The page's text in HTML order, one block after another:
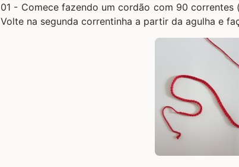
01 - Comece fazendo um cordão com 90
Volte na segunda correntinha a partir da agulha e